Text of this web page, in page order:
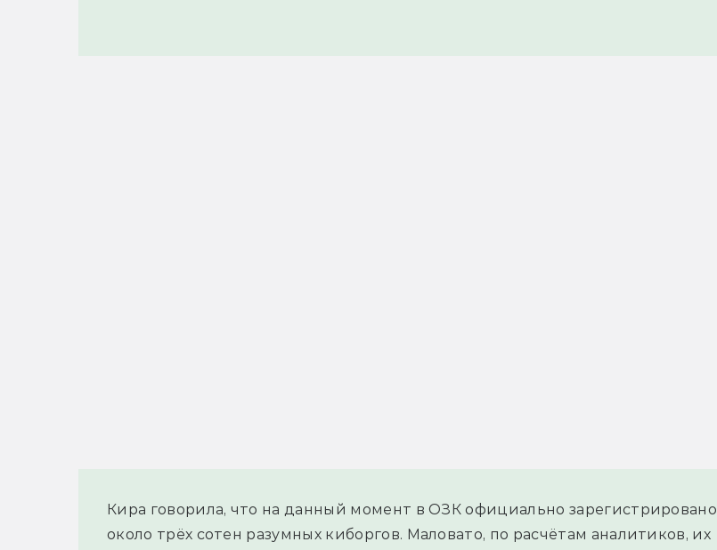
Кира говорила, что на данный момент в ОЗК официально зарегистрировано
около трёх сотен разумных киборгов. Маловато, по расчётам аналитиков, их